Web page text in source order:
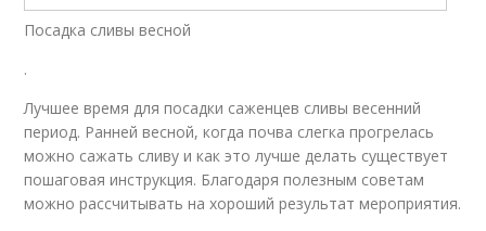
Посадка сливы весной
.
Лучшее время для посадки саженцев сливы весенний
период. Ранней весной, когда почва слегка прогрелась
можно сажать сливу и как это лучше делать существует
пошаговая инструкция. Благодаря полезным советам
можно рассчитывать на хороший результат мероприятия.